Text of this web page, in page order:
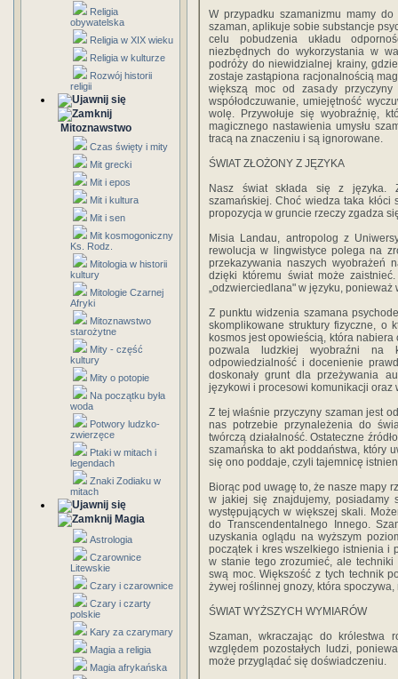
Religia
obywatelska
Religia w XIX wieku
Religia w kulturze
Rozwój historii
religii
Mitoznawstwo
Czas święty i mity
Mit grecki
Mit i epos
Mit i kultura
Mit i sen
Mit kosmogoniczny
Ks. Rodz.
Mitologia w historii
kultury
Mitologie Czarnej
Afryki
Mitoznawstwo
starożytne
Mity - część
kultury
Mity o potopie
Na początku była
woda
Potwory ludzko-
zwierzęce
Ptaki w mitach i
legendach
Znaki Zodiaku w
mitach
Magia
Astrologia
Czarownice
Litewskie
Czary i czarownice
Czary i czarty
polskie
Kary za czarymary
Magia a religia
Magia afrykańska
W przypadku szamanizmu mamy
szaman, aplikuje sobie substancje
celu pobudzenia układu
niezbędnych do wykorzystania w
podróży do niewidzialnej krainy,
zostaje zastąpiona racjonalnością
większą moc od zasady
współodczuwanie, umiejętność
wolę. Przywołuje się wyobraźnię,
magicznego nastawienia umysłu
tracą na znaczeniu i są ignorowane.
ŚWIAT ZŁOŻONY Z JĘZYKA
Nasz świat składa się z języka.
szamańskiej. Choć wiedza taka
propozycja w gruncie rzeczy zgadza
Misia Landau, antropolog z
rewolucja w lingwistyce polega na
przekazywania naszych wyobrażeń
dzięki któremu świat może
„odzwierciedlana" w języku,
Z punktu widzenia szamana
skomplikowane struktury fizyczne, o
kosmos jest opowieścią, która
pozwala ludzkiej wyobraźni na
odpowiedzialność i docenienie
doskonały grunt dla przeżywania
językowi i procesowi komunikacji oraz
Z tej właśnie przyczyny szaman jest
nas potrzebie przynależenia do
twórczą działalność. Ostateczne
szamańska to akt poddaństwa, który
się ono poddaje, czyli tajemnicę
Biorąc pod uwagę to, że nasze mapy
w jakiej się znajdujemy, posiadamy
występujących w większej skali.
do Transcendentalnego Innego.
uzyskania oglądu na wyższym
początek i kres wszelkiego istnienia i
w stanie tego zrozumieć, ale techniki
swą moc. Większość z tych technik
żywej roślinnej gnozy, która
ŚWIAT WYŻSZYCH WYMIARÓW
Szaman, wkraczając do królestwa
względem pozostałych ludzi,
może przyglądać się doświadczeniu.